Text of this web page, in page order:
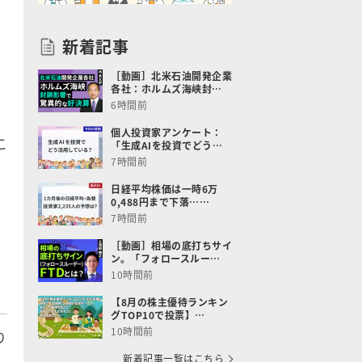
新着記事
［動画］北米石油開発企業
各社：ホルムズ海峡封…
6時間前
個人投資家アンケート：
「生成AIを投資でどう…
7時間前
日経平均株価は一時6万
0,488円まで下落……
7時間前
［動画］相場の底打ちサイ
ン。「フォロースルー…
10時間前
【8月の株主優待ランキン
グTOP10で投票】…
10時間前
新着記事一覧はこちら